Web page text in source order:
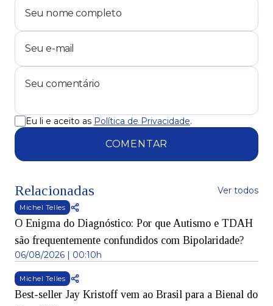
Eu li e aceito as Política de Privacidade.
COMENTAR
Relacionadas Ver todos
Michel Telles
O Enigma do Diagnóstico: Por que Autismo e TDAH
são frequentemente confundidos com Bipolaridade?
06/08/2026 | 00:10h
Michel Telles
Best-seller Jay Kristoff vem ao Brasil para a Bienal do